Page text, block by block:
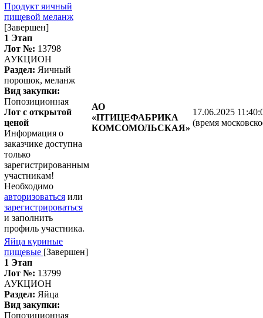
Продукт яичный
пищевой меланж
[Завершен]
1 Этап
Лот №: 13798
АУКЦИОН
Раздел: Яичный
порошок, меланж
Вид закупки:
Попозиционная
Лот с открытой
ценой
Информация о
заказчике доступна
только
зарегистрированным
участникам!
Необходимо
авторизоваться или
зарегистрироваться
и заполнить
профиль участника.
АО
«ПТИЦЕФАБРИКА
КОМСОМОЛЬСКАЯ»
17.06.2025
(время
Яйца куриные
пищевые [Завершен]
1 Этап
Лот №: 13799
АУКЦИОН
Раздел: Яйца
Вид закупки:
Попозиционная